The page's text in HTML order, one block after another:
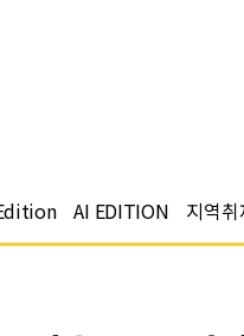
AI EDITION 지역